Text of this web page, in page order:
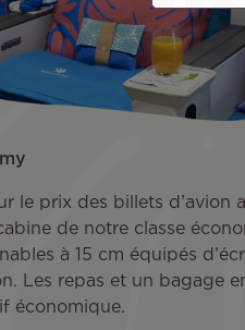
le prix des billets d’avion
de notre classe
à 15 cm équipés
Les repas et un bagage
économique.